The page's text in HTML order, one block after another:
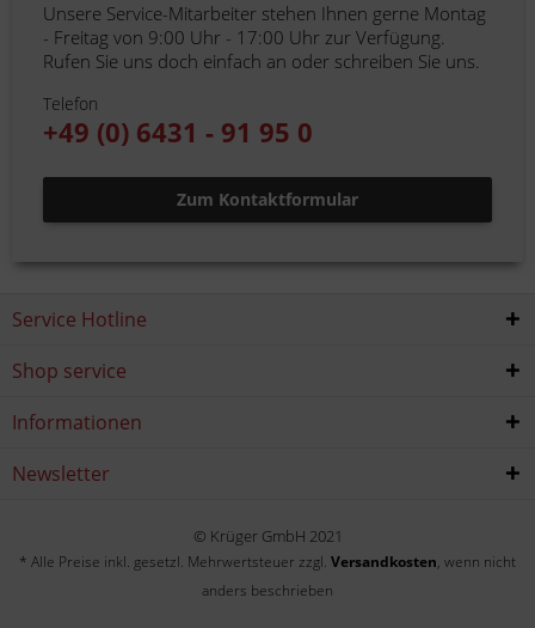
Unsere Service-Mitarbeiter stehen Ihnen gerne Montag
- Freitag von 9:00 Uhr - 17:00 Uhr zur Verfügung.
Rufen Sie uns doch einfach an oder schreiben Sie uns.
Telefon
+49 (0) 6431 - 91 95 0
Zum Kontaktformular
Service Hotline
Shop service
Informationen
Newsletter
© Krüger GmbH 2021
* Alle Preise inkl. gesetzl. Mehrwertsteuer zzgl. Versandkosten, wenn nicht
anders beschrieben